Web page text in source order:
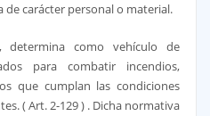
de carácter personal o material.
como vehículo de
para combatir incendios,
que cumplan las condiciones
( Art. 2-129 ) . Dicha normativa